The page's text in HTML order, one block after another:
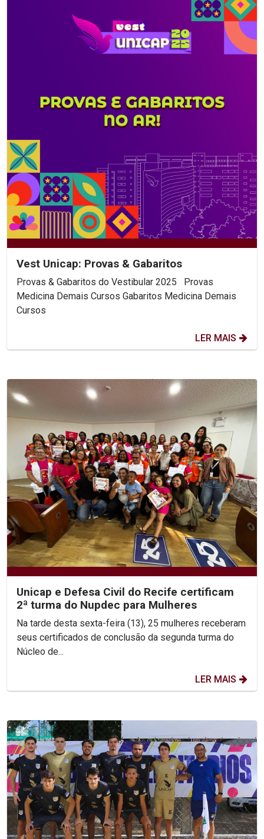
Vest Unicap: Provas & Gabaritos
Provas & Gabaritos do Vestibular 2025 Provas
Medicina Demais Cursos Gabaritos Medicina Demais
Cursos
LER MAIS
Unicap e Defesa Civil do Recife certificam
2ª turma do Nupdec para Mulheres
Na tarde desta sexta-feira (13), 25 mulheres receberam
seus certificados de conclusão da segunda turma do
Núcleo de...
LER MAIS